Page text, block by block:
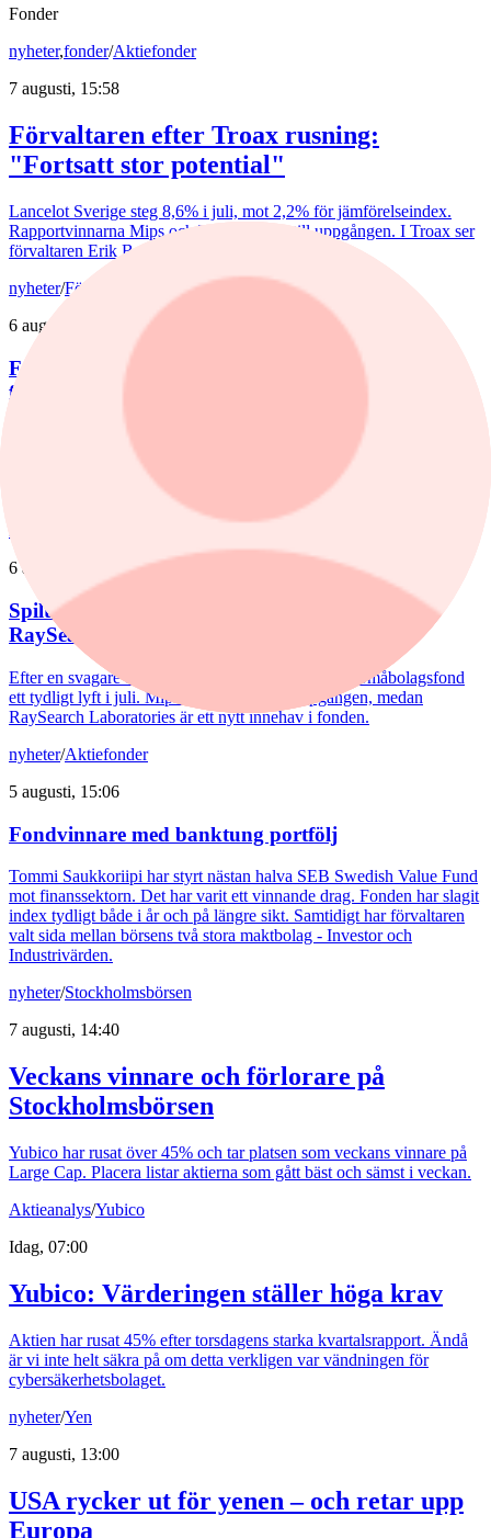
Fonder
nyheter,fonder/Aktiefonder
7 augusti, 15:58
Förvaltaren efter Troax rusning:
"Fortsatt stor potential"
Lancelot Sverige steg 8,6% i juli, mot 2,2% för jämförelseindex.
Rapportvinnarna Mips och Troax bidrog till uppgången. I Troax ser
förvaltaren Erik Bertilsson fortsatt stor potential.
nyheter/Försvarsbolag
6 augusti, 17:03
Försvarsförvaltarna spår ny tillväxtfas: ”Goda
förutsättningar”
De europeiska försvarsbolagen visar rekordstora orderböcker,
stigande omsättning och förbättrade marginaler. Enligt förvaltarna
Joakim Agerback och Shayan Heidari går nu försvarssektorn in i en
nyheter
6 augusti, 14:51
Spiltan Småbolagsfond lyfte i juli – tar in
RaySearch
Efter en svagare utveckling hittills i år fick Spiltan Småbolagsfond
ett tydligt lyft i juli. Mips bidrog mest till uppgången, medan
RaySearch Laboratories är ett nytt innehav i fonden.
nyheter/Aktiefonder
5 augusti, 15:06
Fondvinnare med banktung portfölj
Tommi Saukkoriipi har styrt nästan halva SEB Swedish Value Fund
mot finanssektorn. Det har varit ett vinnande drag. Fonden har slagit
index tydligt både i år och på längre sikt. Samtidigt har förvaltaren
valt sida mellan börsens två stora maktbolag - Investor och
Industrivärden.
nyheter/Stockholmsbörsen
7 augusti, 14:40
Veckans vinnare och förlorare på
Stockholmsbörsen
Yubico har rusat över 45% och tar platsen som veckans vinnare på
Large Cap. Placera listar aktierna som gått bäst och sämst i veckan.
Aktieanalys/Yubico
Idag, 07:00
Yubico: Värderingen ställer höga krav
Aktien har rusat 45% efter torsdagens starka kvartalsrapport. Ändå
är vi inte helt säkra på om detta verkligen var vändningen för
cybersäkerhetsbolaget.
nyheter/Yen
7 augusti, 13:00
USA rycker ut för yenen – och retar upp
Europa